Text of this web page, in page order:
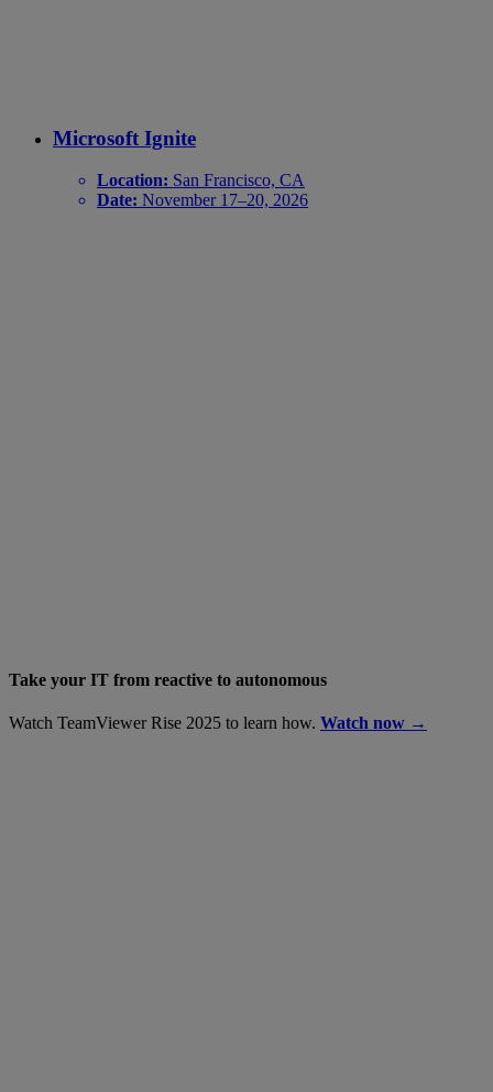
Microsoft Ignite
Location: San Francisco, CA
Date: November 17–20, 2026
Take your IT from reactive to autonomous
Watch TeamViewer Rise 2025 to learn how. Watch now →